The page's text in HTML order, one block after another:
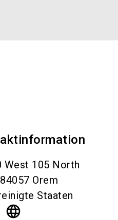
West 105 North
84057 Orem
Staaten
language